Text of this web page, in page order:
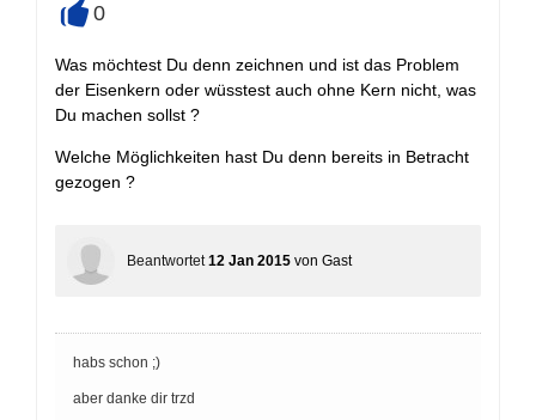
0
Was möchtest Du denn zeichnen und ist das Problem
der Eisenkern oder wüsstest auch ohne Kern nicht, was
Du machen sollst ?
Welche Möglichkeiten hast Du denn bereits in Betracht
gezogen ?
Beantwortet 12 Jan 2015 von Gast
habs schon ;)
aber danke dir trzd